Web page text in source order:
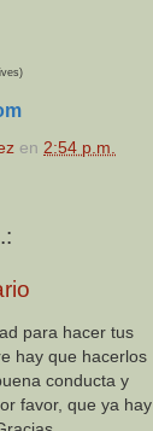
en 2:54 p.m.
para hacer tus
hay que hacerlos
conducta y
favor, que ya hay